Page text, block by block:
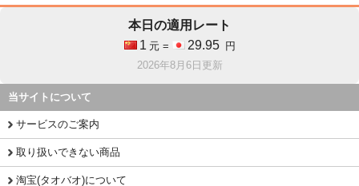
本日の適用レート
1 元 = 29.95
円
2026年8月6日更新
当サイトについて
サービスのご案内
取り扱いできない商品
淘宝(タオバオ)について